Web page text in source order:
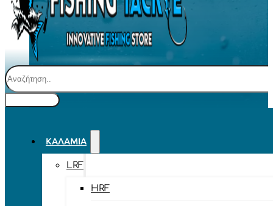
Αναζήτηση
ΚΑΛΆΜΙΑ
LRF
HRF